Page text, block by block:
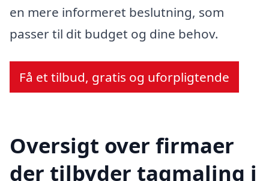
en mere informeret beslutning, som
passer til dit budget og dine behov.
Få et tilbud, gratis og uforpligtende
Oversigt over firmaer
der tilbyder tagmaling i